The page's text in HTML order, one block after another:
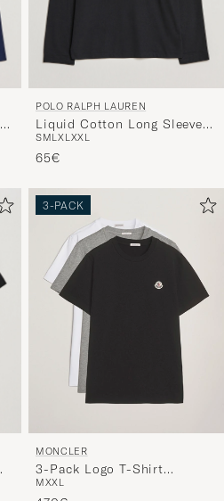
POLO RALPH LAUREN
Liquid Cotton Long Sleeve
Crew Neck T-Shirt Black
SMLXLXXL
65€
3-PACK
MONCLER
3-Pack Logo T-Shirt
Grey/White/Black
MXXL